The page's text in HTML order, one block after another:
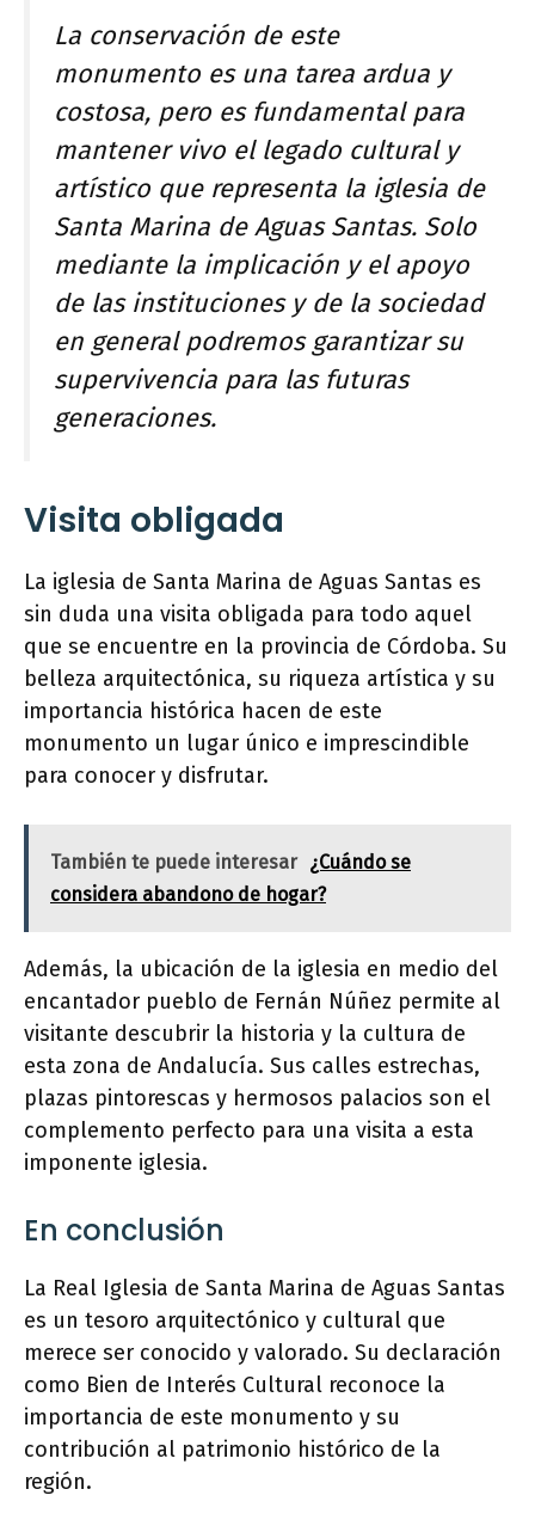
La conservación de este
monumento es una tarea ardua y
costosa, pero es fundamental para
mantener vivo el legado cultural y
artístico que representa la iglesia de
Santa Marina de Aguas Santas. Solo
mediante la implicación y el apoyo
de las instituciones y de la sociedad
en general podremos garantizar su
supervivencia para las futuras
generaciones.
Visita obligada
La iglesia de Santa Marina de Aguas Santas es
sin duda una visita obligada para todo aquel
que se encuentre en la provincia de Córdoba. Su
belleza arquitectónica, su riqueza artística y su
importancia histórica hacen de este
monumento un lugar único e imprescindible
para conocer y disfrutar.
También te puede interesar ¿Cuándo se
considera abandono de hogar?
Además, la ubicación de la iglesia en medio del
encantador pueblo de Fernán Núñez permite al
visitante descubrir la historia y la cultura de
esta zona de Andalucía. Sus calles estrechas,
plazas pintorescas y hermosos palacios son el
complemento perfecto para una visita a esta
imponente iglesia.
En conclusión
La Real Iglesia de Santa Marina de Aguas Santas
es un tesoro arquitectónico y cultural que
merece ser conocido y valorado. Su declaración
como Bien de Interés Cultural reconoce la
importancia de este monumento y su
contribución al patrimonio histórico de la
región.